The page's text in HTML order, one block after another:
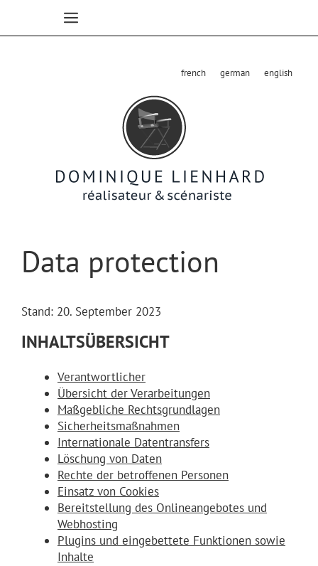
content
french german english
Data protection
Stand: 20. September 2023
INHALTSÜBERSICHT
Verantwortlicher
Übersicht der Verarbeitungen
Maßgebliche Rechtsgrundlagen
Sicherheitsmaßnahmen
Internationale Datentransfers
Löschung von Daten
Rechte der betroffenen Personen
Einsatz von Cookies
Bereitstellung des Onlineangebotes und
Webhosting
Plugins und eingebettete Funktionen sowie
Inhalte